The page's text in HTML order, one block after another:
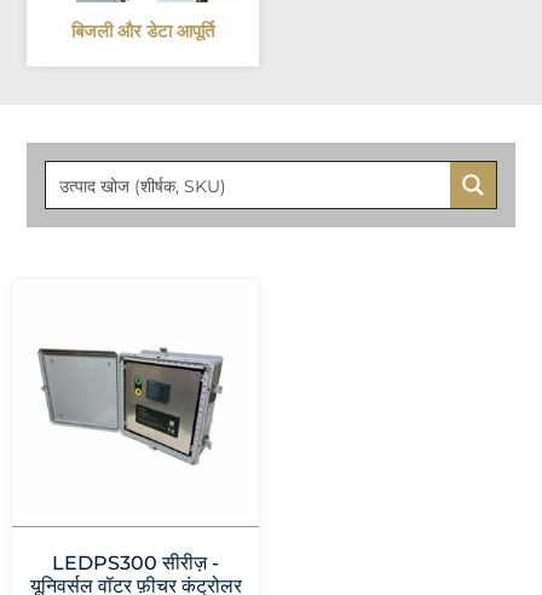
बिजली और डेटा आपूर्ति
LEDPS300 सीरीज़ -
यूनिवर्सल वॉटर फ़ीचर कंट्रोलर